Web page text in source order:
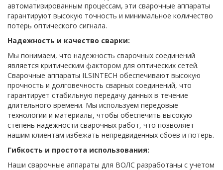
автоматизированным процессам, эти сварочные аппараты
гарантируют высокую точность и минимальное количество
потерь оптического сигнала.
Надежность и качество сварки:
Мы понимаем, что надежность сварочных соединений
является критическим фактором для оптических сетей.
Сварочные аппараты ILSINTECH обеспечивают высокую
прочность и долговечность сварных соединений, что
гарантирует стабильную передачу данных в течение
длительного времени. Мы используем передовые
технологии и материалы, чтобы обеспечить высокую
степень надежности сварочных работ, что позволяет
нашим клиентам избежать непредвиденных сбоев и потерь.
Гибкость и простота использования:
Наши сварочные аппараты для ВОЛС разработаны с учетом